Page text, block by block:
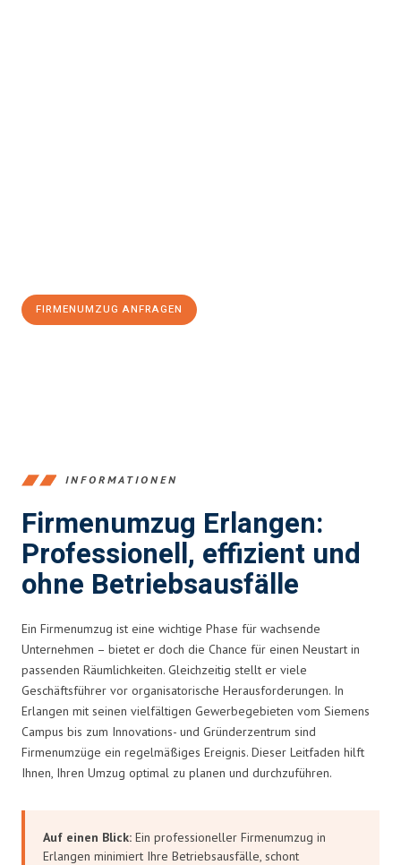
FIRMENUMZUG ANFRAGEN
INFORMATIONEN
Firmenumzug Erlangen:
Professionell, effizient und
ohne Betriebsausfälle
Ein Firmenumzug ist eine wichtige Phase für wachsende
Unternehmen – bietet er doch die Chance für einen Neustart in
passenden Räumlichkeiten. Gleichzeitig stellt er viele
Geschäftsführer vor organisatorische Herausforderungen. In
Erlangen mit seinen vielfältigen Gewerbegebieten vom Siemens
Campus bis zum Innovations- und Gründerzentrum sind
Firmenumzüge ein regelmäßiges Ereignis. Dieser Leitfaden hilft
Ihnen, Ihren Umzug optimal zu planen und durchzuführen.
Auf einen Blick: Ein professioneller Firmenumzug in
Erlangen minimiert Ihre Betriebsausfälle, schont